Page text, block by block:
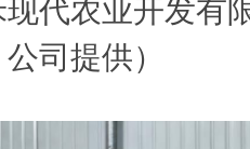
代农业开发有
司提供）